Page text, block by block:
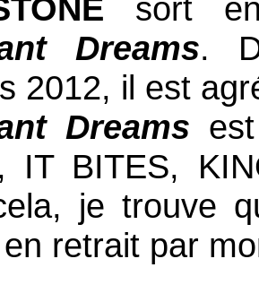
sort
Dreams.
2012, il est
Dreams
, IT BITES,
je trouve
retrait par